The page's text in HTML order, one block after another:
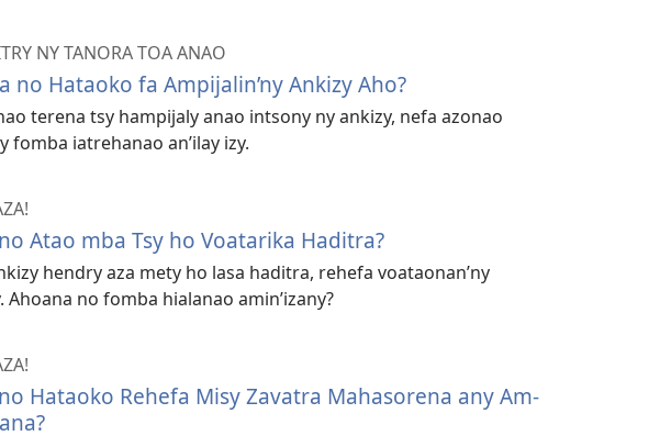
NY TANORA TOA ANAO
no Hataoko fa Ampijalin’ny Ankizy Aho?
terena tsy hampijaly anao intsony ny ankizy, nefa azonao
fomba iatrehanao an’ilay izy.
Atao mba Tsy ho Voatarika Haditra?
hendry aza mety ho lasa haditra, rehefa voataonan’ny
Ahoana no fomba hialanao amin’izany?
Hataoko Rehefa Misy Zavatra Mahasorena any Am-